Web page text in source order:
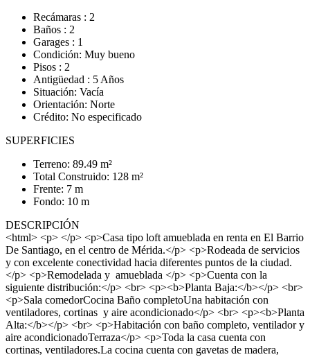
Recámaras : 2
Baños : 2
Garages : 1
Condición: Muy bueno
Pisos : 2
Antigüedad : 5 Años
Situación: Vacía
Orientación: Norte
Crédito: No especificado
SUPERFICIES
Terreno: 89.49 m²
Total Construido: 128 m²
Frente: 7 m
Fondo: 10 m
DESCRIPCIÓN
<html> <p> </p> <p>Casa tipo loft amueblada en renta en El Barrio
De Santiago, en el centro de Mérida.</p> <p>Rodeada de servicios
y con excelente conectividad hacia diferentes puntos de la ciudad.
</p> <p>Remodelada y amueblada </p> <p>Cuenta con la
siguiente distribución:</p> <br> <p><b>Planta Baja:</b></p> <br>
<p>Sala comedorCocina Baño completoUna habitación con
ventiladores, cortinas y aire acondicionado</p> <br> <p><b>Planta
Alta:</b></p> <br> <p>Habitación con baño completo, ventilador y
aire acondicionadoTerraza</p> <p>Toda la casa cuenta con
cortinas, ventiladores.La cocina cuenta con gavetas de madera,